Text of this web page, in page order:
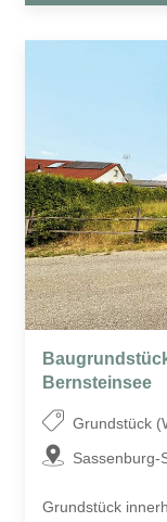
Bernsteinsee
Grundstück
Sassenburg-
Grundstück